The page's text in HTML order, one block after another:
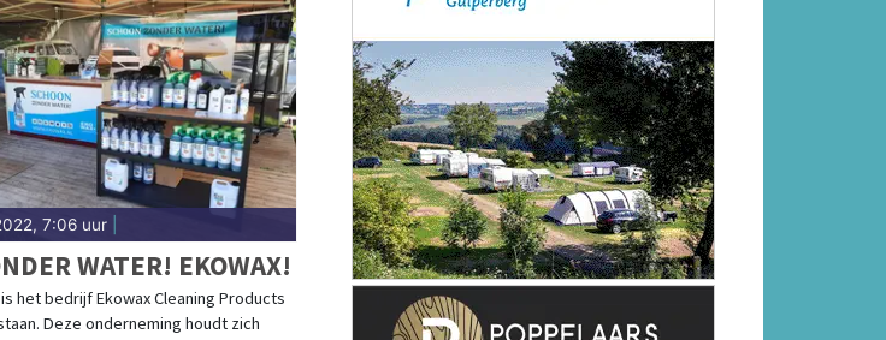
7:06 uur|
WATER! EKOWAX!
het bedrijf Ekowax Cleaning Products
Deze onderneming houdt zich